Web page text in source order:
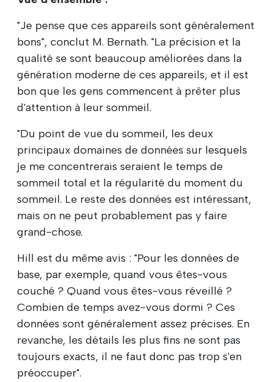
"Je pense que ces appareils sont généralement
bons", conclut M. Bernath. "La précision et la
qualité se sont beaucoup améliorées dans la
génération moderne de ces appareils, et il est
bon que les gens commencent à prêter plus
d'attention à leur sommeil.
"Du point de vue du sommeil, les deux
principaux domaines de données sur lesquels
je me concentrerais seraient le temps de
sommeil total et la régularité du moment du
sommeil. Le reste des données est intéressant,
mais on ne peut probablement pas y faire
grand-chose.
Hill est du même avis : "Pour les données de
base, par exemple, quand vous êtes-vous
couché ? Quand vous êtes-vous réveillé ?
Combien de temps avez-vous dormi ? Ces
données sont généralement assez précises. En
revanche, les détails les plus fins ne sont pas
toujours exacts, il ne faut donc pas trop s'en
préoccuper".